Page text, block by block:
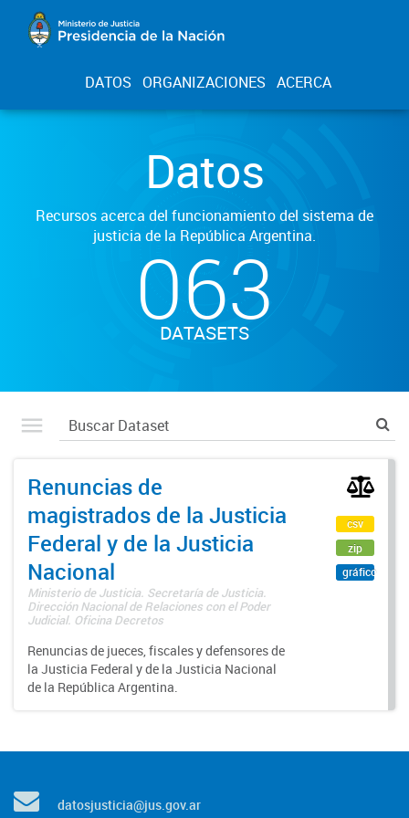
DATOS ORGANIZACIONES ACERCA
Datos
Recursos acerca del funcionamiento del sistema de
justicia de la República Argentina.
063
DATASETS
Renuncias de
magistrados de la Justicia
Federal y de la Justicia
Nacional
Ministerio de Justicia. Secretaría de Justicia.
Dirección Nacional de Relaciones con el Poder
Judicial. Oficina Decretos
Renuncias de jueces, fiscales y defensores de
la Justicia Federal y de la Justicia Nacional
de la República Argentina.
csv
zip
gráfico
datosjusticia@jus.gov.ar